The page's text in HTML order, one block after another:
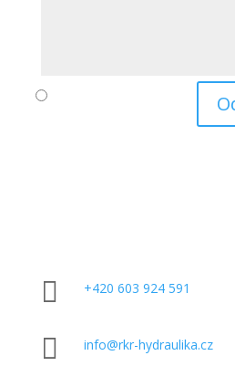
 +420 603 924 591
 info@rkr-hydraulika.cz